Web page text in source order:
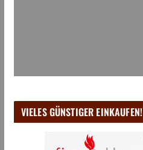
VIELES GÜNSTIGER EINKAUFEN!